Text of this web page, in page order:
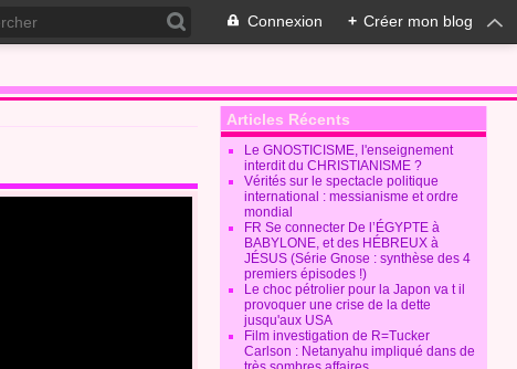
Connexion + Créer mon blog
Articles Récents
Le GNOSTICISME, l'enseignement
interdit du CHRISTIANISME ?
Vérités sur le spectacle politique
international : messianisme et ordre
mondial
FR Se connecter De l’ÉGYPTE à
BABYLONE, et des HÉBREUX à
JÉSUS (Série Gnose : synthèse des 4
premiers épisodes !)
Le choc pétrolier pour la Japon va t il
provoquer une crise de la dette
jusqu'aux USA
Film investigation de R=Tucker
Carlson : Netanyahu impliqué dans de